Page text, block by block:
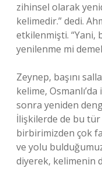
zihinsel olarak
kelimedir.” dedi.
etkilenmişti. “Yani,
yenilenme mi
Zeynep, başını
kelime,
sonra yeniden
İlişkilerde de bu
birbirimizden çok
ve yolu
diyerek, kelimenin